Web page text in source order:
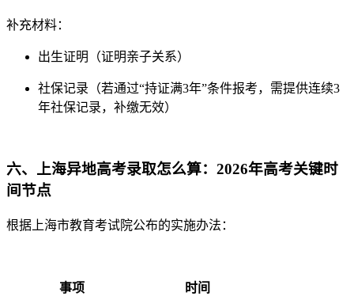
补充材料：
出生证明（证明亲子关系）
社保记录（若通过“持证满3年”条件报考，需提供连续3
年社保记录，补缴无效）
六、上海异地高考录取怎么算：2026年高考关键时
间节点
根据上海市教育考试院公布的实施办法：
事项
时间